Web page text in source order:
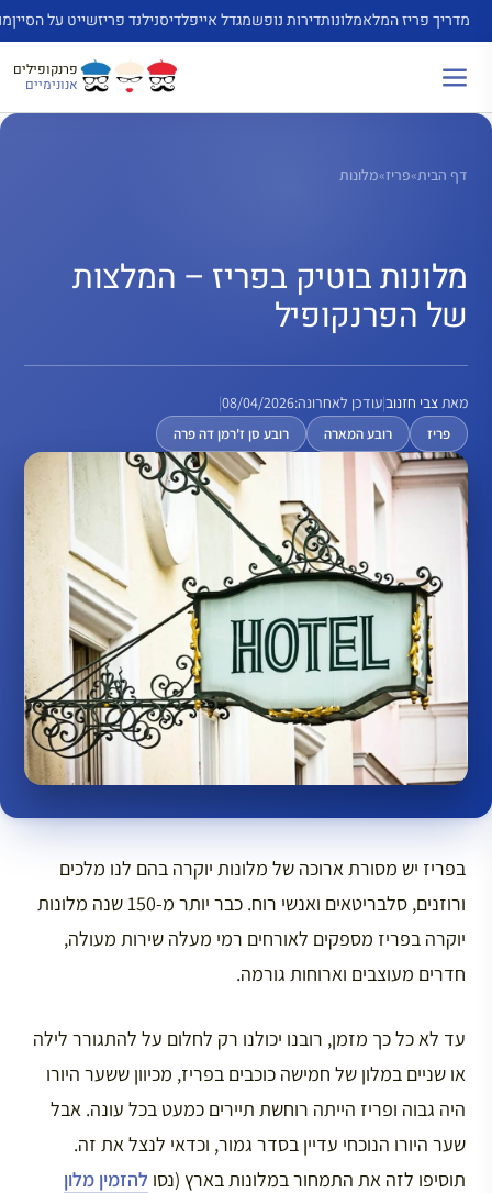
לדלג
לתוכן
מדריך פריז המלאמלונותדירות נופשמגדל אייפלדיסנילנד פריזשייט על הסיין
פרנקופילים
אנונימיים
דף הבית»פריז»מלונות
מלונות בוטיק בפריז – המלצות
של הפרנקופיל
מאתצבי חזנוב|עודכן לאחרונה:08/04/2026
|
פריז רובע המארה רובע סן ז'רמן דה פרה
בפריז יש מסורת ארוכה של מלונות יוקרה בהם לנו מלכים
ורוזנים, סלבריטאים ואנשי רוח. כבר יותר מ-150 שנה מלונות
יוקרה בפריז מספקים לאורחים רמי מעלה שירות מעולה,
חדרים מעוצבים וארוחות גורמה.
עד לא כל כך מזמן, רובנו יכולנו רק לחלום על להתגורר לילה
או שניים במלון של חמישה כוכבים בפריז, מכיוון ששער היורו
היה גבוה ופריז הייתה רוחשת תיירים כמעט בכל עונה. אבל
שער היורו הנוכחי עדיין בסדר גמור, וכדאי לנצל את זה.
תוסיפו לזה את התמחור במלונות בארץ (נסו להזמין מלון